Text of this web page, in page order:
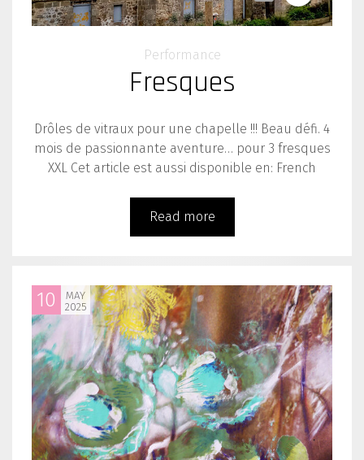
Performance
Fresques
Drôles de vitraux pour une chapelle !!! Beau défi. 4
mois de passionnante aventure… pour 3 fresques
XXL Cet article est aussi disponible en: French
Read more
10
MAY
2025